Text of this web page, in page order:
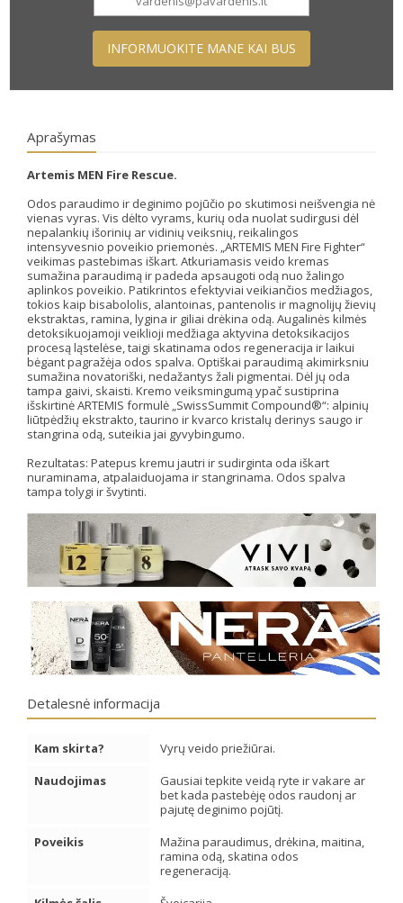
INFORMUOKITE MANE KAI BUS
Aprašymas
Artemis MEN Fire Rescue.
Odos paraudimo ir deginimo pojūčio po skutimosi neišvengia nė
vienas vyras. Vis dėlto vyrams, kurių oda nuolat sudirgusi dėl
nepalankių išorinių ar vidinių veiksnių, reikalingos
intensyvesnio poveikio priemonės. „ARTEMIS MEN Fire Fighter“
veikimas pastebimas iškart. Atkuriamasis veido kremas
sumažina paraudimą ir padeda apsaugoti odą nuo žalingo
aplinkos poveikio. Patikrintos efektyviai veikiančios medžiagos,
tokios kaip bisabololis, alantoinas, pantenolis ir magnolijų žievių
ekstraktas, ramina, lygina ir giliai drėkina odą. Augalinės kilmės
detoksikuojamoji veiklioji medžiaga aktyvina detoksikacijos
procesą ląstelėse, taigi skatinama odos regeneracija ir laikui
bėgant pagražėja odos spalva. Optiškai paraudimą akimirksniu
sumažina novatoriški, nedažantys žali pigmentai. Dėl jų oda
tampa gaivi, skaisti. Kremo veiksmingumą ypač sustiprina
išskirtinė ARTEMIS formulė „SwissSummit Compound®“: alpinių
liūtpėdžių ekstrakto, taurino ir kvarco kristalų derinys saugo ir
stangrina odą, suteikia jai gyvybingumo.
Rezultatas: Patepus kremu jautri ir sudirginta oda iškart
nuraminama, atpalaiduojama ir stangrinama. Odos spalva
tampa tolygi ir švytinti.
Detalesnė informacija
Kam skirta?
Vyrų veido priežiūrai.
Naudojimas
Gausiai tepkite veidą ryte ir vakare ar
bet kada pastebėję odos raudonį ar
pajutę deginimo pojūtį.
Poveikis
Mažina paraudimus, drėkina, maitina,
ramina odą, skatina odos
regeneraciją.